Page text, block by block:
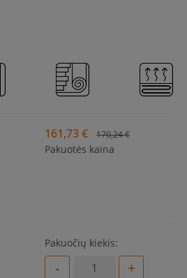
161,73 € 170,24 €
Pakuotės kaina
Pakuočių kiekis:
- +